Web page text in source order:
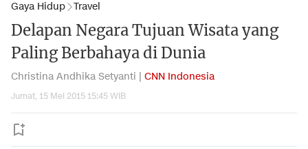
Gaya Hidup Travel
Delapan Negara Tujuan Wisata yang
Paling Berbahaya di Dunia
Christina Andhika Setyanti | CNN Indonesia
Jumat, 15 Mei 2015 15:45 WIB